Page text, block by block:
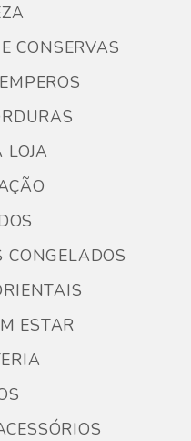
CONSERVAS
LOJA
CONGELADOS
ESTAR